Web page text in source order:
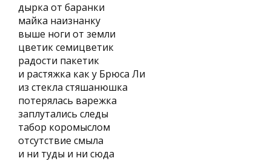
дырка от баранки
майка наизнанку
выше ноги от земли
цветик семицветик
радости пакетик
и растяжка как у Брюса Ли
из стекла стяшанюшка
потерялась варежка
заплутались следы
табор коромыслом
отсутствие смыла
и ни туды и ни сюда